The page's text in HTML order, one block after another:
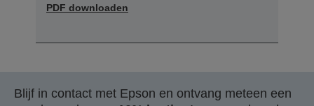
PDF downloaden
Blijf in contact met Epson en ontvang meteen een